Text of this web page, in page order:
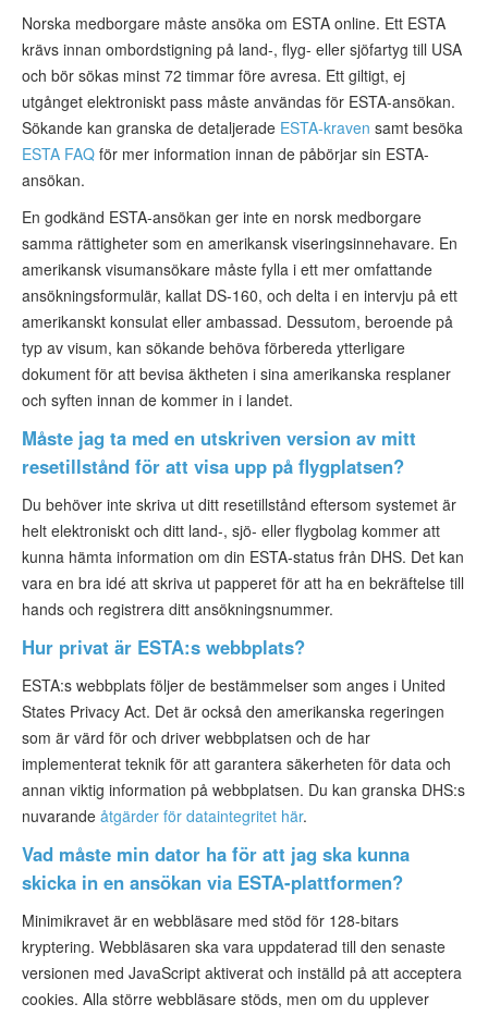
Norska medborgare måste ansöka om ESTA online. Ett ESTA
krävs innan ombordstigning på land-, flyg- eller sjöfartyg till USA
och bör sökas minst 72 timmar före avresa. Ett giltigt, ej
utgånget elektroniskt pass måste användas för ESTA-ansökan.
Sökande kan granska de detaljerade ESTA-kraven samt besöka
ESTA FAQ för mer information innan de påbörjar sin ESTA-
ansökan.
En godkänd ESTA-ansökan ger inte en norsk medborgare
samma rättigheter som en amerikansk viseringsinnehavare. En
amerikansk visumansökare måste fylla i ett mer omfattande
ansökningsformulär, kallat DS-160, och delta i en intervju på ett
amerikanskt konsulat eller ambassad. Dessutom, beroende på
typ av visum, kan sökande behöva förbereda ytterligare
dokument för att bevisa äktheten i sina amerikanska resplaner
och syften innan de kommer in i landet.
Måste jag ta med en utskriven version av mitt
resetillstånd för att visa upp på flygplatsen?
Du behöver inte skriva ut ditt resetillstånd eftersom systemet är
helt elektroniskt och ditt land-, sjö- eller flygbolag kommer att
kunna hämta information om din ESTA-status från DHS. Det kan
vara en bra idé att skriva ut papperet för att ha en bekräftelse till
hands och registrera ditt ansökningsnummer.
Hur privat är ESTA:s webbplats?
ESTA:s webbplats följer de bestämmelser som anges i United
States Privacy Act. Det är också den amerikanska regeringen
som är värd för och driver webbplatsen och de har
implementerat teknik för att garantera säkerheten för data och
annan viktig information på webbplatsen. Du kan granska DHS:s
nuvarande åtgärder för dataintegritet här.
Vad måste min dator ha för att jag ska kunna
skicka in en ansökan via ESTA-plattformen?
Minimikravet är en webbläsare med stöd för 128-bitars
kryptering. Webbläsaren ska vara uppdaterad till den senaste
versionen med JavaScript aktiverat och inställd på att acceptera
cookies. Alla större webbläsare stöds, men om du upplever